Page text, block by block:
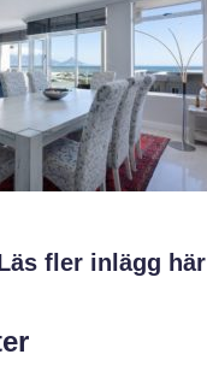
fler inlägg här